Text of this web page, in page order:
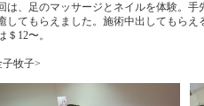
は、足のマッサージとネイルを体験。
してもらえました。施術中出してもら
＄12〜。
子牧子>